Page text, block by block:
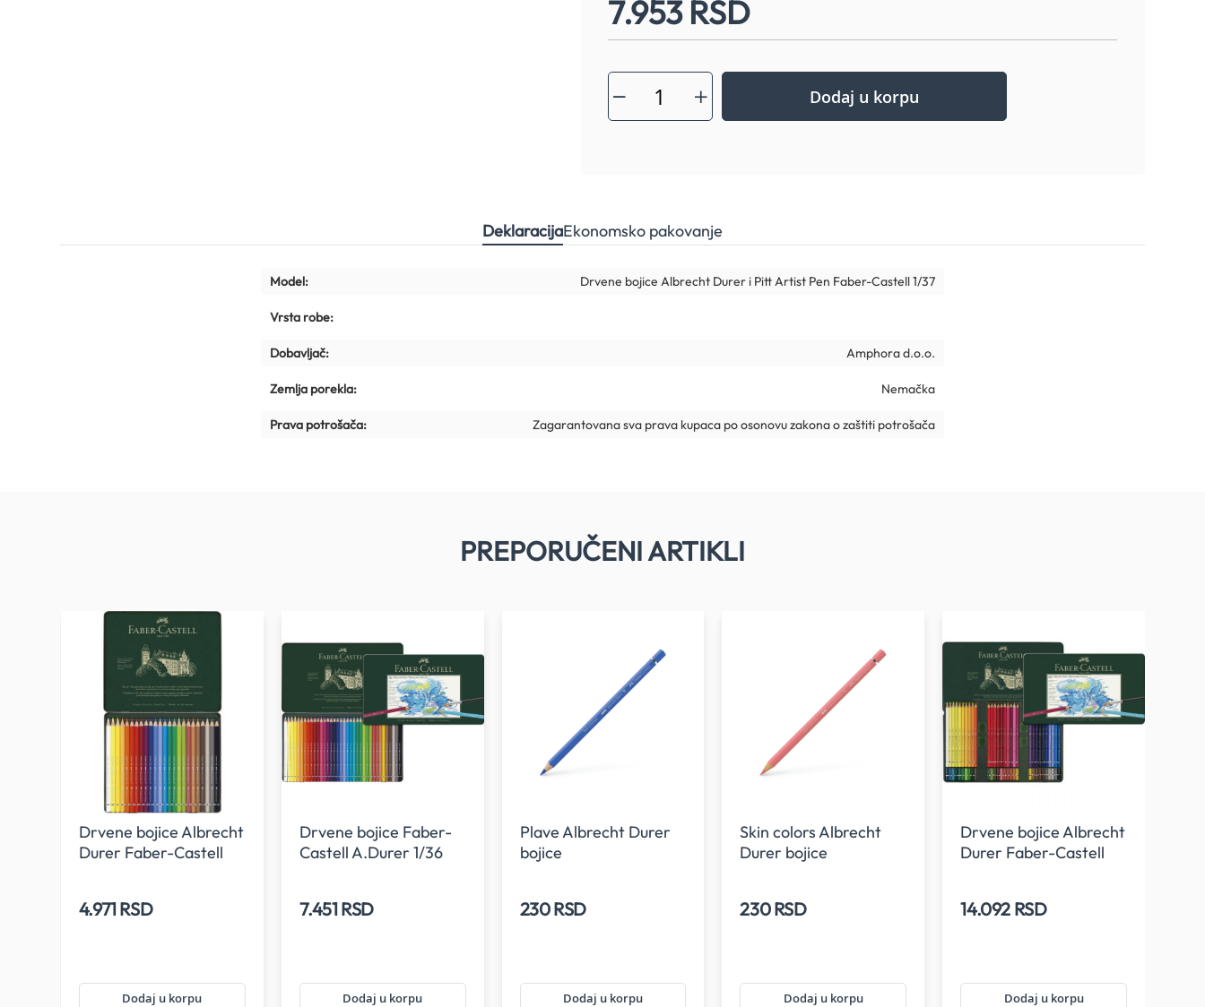
7.953 RSD
Dodaj u korpu
DeklaracijaEkonomsko pakovanje
Model: Drvene bojice Albrecht Durer i Pitt Artist Pen Faber-Castell 1/37
Vrsta robe:
Dobavljač: Amphora d.o.o.
Zemlja porekla: Nemačka
Prava potrošača: Zagarantovana sva prava kupaca po osonovu zakona o zaštiti potrošača
PREPORUČENI ARTIKLI
Drvene bojice Albrecht
Durer Faber-Castell
4.971 RSD
Dodaj u korpu
Drvene bojice Faber-
Castell A.Durer 1/36
7.451 RSD
Dodaj u korpu
Plave Albrecht Durer
bojice
230 RSD
Dodaj u korpu
Skin colors Albrecht
Durer bojice
230 RSD
Dodaj u korpu
Drvene bojice Albrecht
Durer Faber-Castell
14.092 RSD
Dodaj u korpu